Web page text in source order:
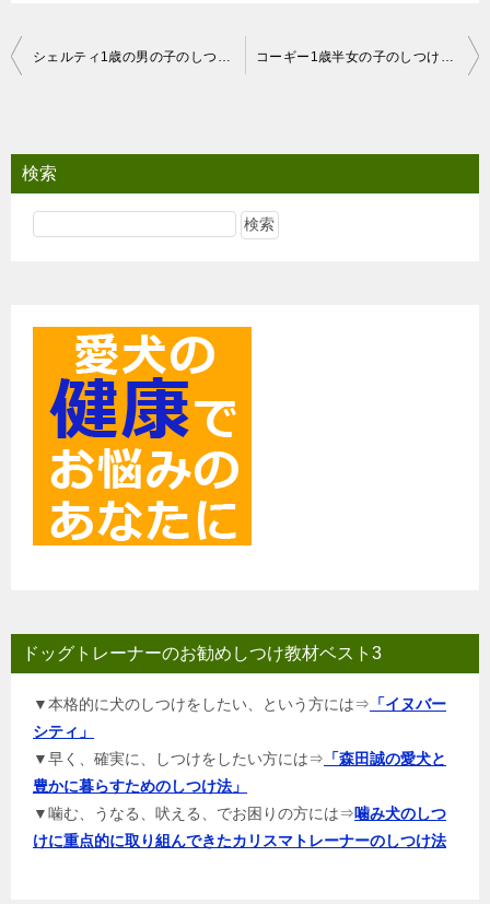
投
ビ
ゲ
シェルティ1歳の男の子のしつけトレーニング前後の動画 コーギー1歳半女の子のしつけトレーニング前後の動画
検索
ドッグトレーナーのお勧めしつけ教材ベスト3
▼本格的に犬のしつけをしたい、という方には⇒ 「イヌバー
シティ」
▼早く、確実に、しつけをしたい方には⇒ 「森田誠の愛犬と
豊かに暮らすためのしつけ法」
▼噛む、うなる、吠える、でお困りの方には⇒噛み犬のしつ
けに重点的に取り組んできたカリスマトレーナーのしつけ法